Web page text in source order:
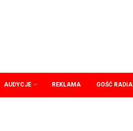
AUDYCJE REKLAMA GOŚĆ RADIA